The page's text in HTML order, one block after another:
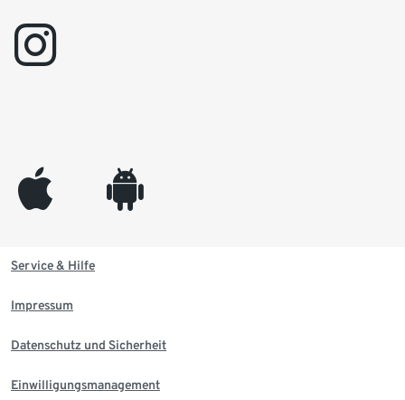
instagram
appleinc android
Service & Hilfe
Impressum
Datenschutz und Sicherheit
Einwilligungsmanagement